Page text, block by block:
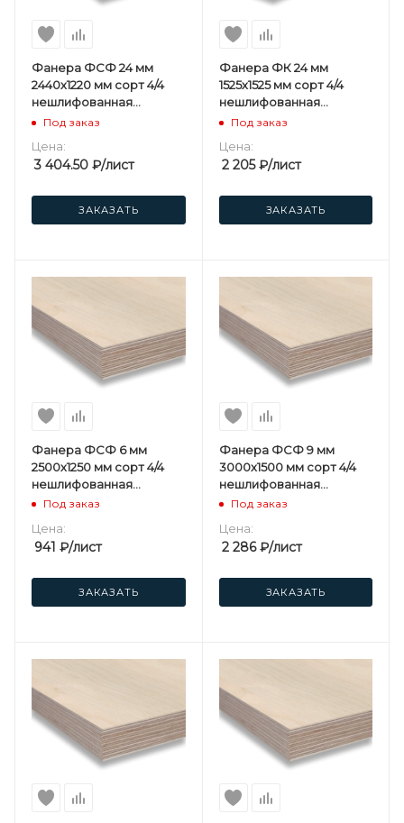
Фанера ФСФ 24 мм
2440х1220 мм сорт 4/4
нешлифованная
березовая
Под заказ
Цена:
3 404.50 ₽/лист
ЗАКАЗАТЬ
Фанера ФК 24 мм
1525х1525 мм сорт 4/4
нешлифованная
березовая
Под заказ
Цена:
2 205₽/лист
ЗАКАЗАТЬ
Фанера ФСФ 6 мм
2500х1250 мм сорт 4/4
нешлифованная
березовая
Под заказ
Цена:
941 ₽/лист
ЗАКАЗАТЬ
Фанера ФСФ 9 мм
3000х1500 мм сорт 4/4
нешлифованная
березовая
Под заказ
Цена:
2 286₽/лист
ЗАКАЗАТЬ